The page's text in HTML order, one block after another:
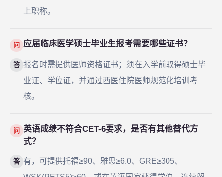
上职称。
问 应届临床医学硕士毕业生报考需要哪些证书？
答 报名时需提供医师资格证书；须在入学前取得硕士毕
业证、学位证，并通过西医住院医师规范化培训考
核。
问
英语成绩不符合CET-6要求，是否有其他替代方
式？
答 有，可提供托福≥90、雅思≥6.0、GRE≥305、